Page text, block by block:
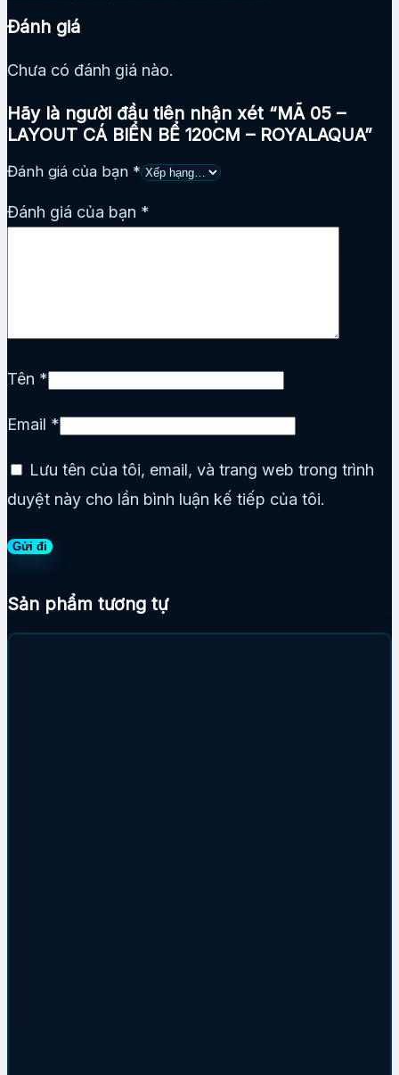
Đánh giá
Chưa có đánh giá nào.
Hãy là người đầu tiên nhận xét “MÃ 05 –
LAYOUT CÁ BIỂN BỂ 120CM – ROYALAQUA”
Đánh giá của bạn *
Đánh giá của bạn *
Tên *
Email *
Lưu tên của tôi, email, và trang web trong trình
duyệt này cho lần bình luận kế tiếp của tôi.
Sản phẩm tương tự